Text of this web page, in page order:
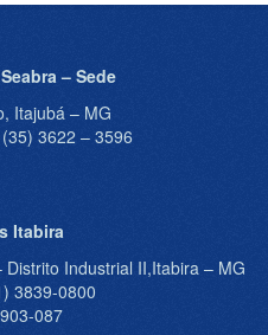
– Sede
Itajubá – MG
3622 – 3596
Itabira
Industrial II,Itabira – MG
3839-0800
087